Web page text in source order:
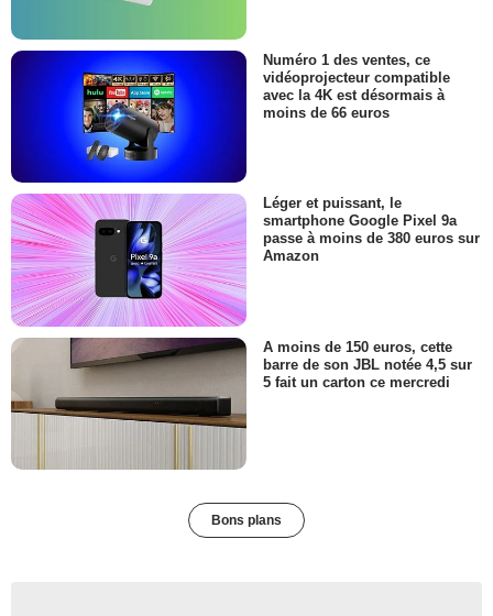
Numéro 1 des ventes, ce
vidéoprojecteur compatible
avec la 4K est désormais à
moins de 66 euros
Léger et puissant, le
smartphone Google Pixel 9a
passe à moins de 380 euros sur
Amazon
A moins de 150 euros, cette
barre de son JBL notée 4,5 sur
5 fait un carton ce mercredi
Bons plans